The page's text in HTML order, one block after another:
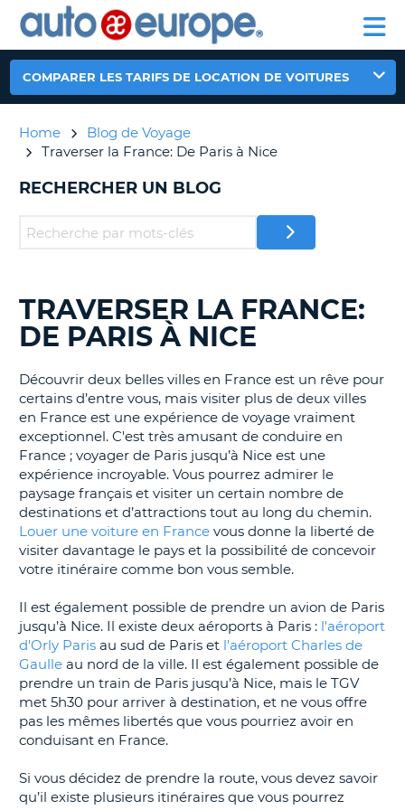
LOCATION
DE
VOITURES
CAMPING-
CAR
PARTENAIRE
SUPPORT
CLIENT
AUTO
EUROPE
LOCATION
DE
VOITURES
CAMPING-
CAR
PARTENAIRE
CLIENT
COMPTE
RÉSERVATION
CANADA
COMPARER LES TARIFS DE LOCATION DE VOITURES
Home
Blog de Voyage
Traverser la France: De Paris à Nice
RECHERCHER UN BLOG
RECHERCHER
DES
BLOGS......
TRAVERSER LA FRANCE:
DE PARIS À NICE
Découvrir deux belles villes en France est un rêve pour
certains d’entre vous, mais visiter plus de deux villes
en France est une expérience de voyage vraiment
exceptionnel. C'est très amusant de conduire en
France ; voyager de Paris jusqu’à Nice est une
expérience incroyable. Vous pourrez admirer le
paysage français et visiter un certain nombre de
destinations et d’attractions tout au long du chemin.
Louer une voiture en France vous donne la liberté de
visiter davantage le pays et la possibilité de concevoir
votre itinéraire comme bon vous semble.
Il est également possible de prendre un avion de Paris
jusqu’à Nice. Il existe deux aéroports à Paris : l'aéroport
d'Orly Paris au sud de Paris et l'aéroport Charles de
Gaulle au nord de la ville. Il est également possible de
prendre un train de Paris jusqu’à Nice, mais le TGV
met 5h30 pour arriver à destination, et ne vous offre
pas les mêmes libertés que vous pourriez avoir en
conduisant en France.
Si vous décidez de prendre la route, vous devez savoir
qu’il existe plusieurs itinéraires que vous pourrez